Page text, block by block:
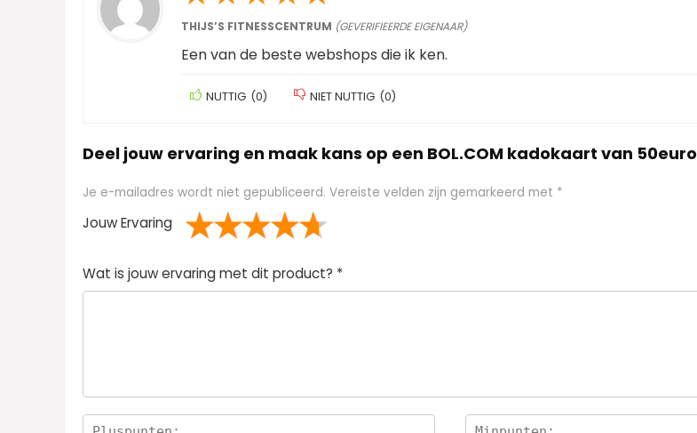
THIJS’S FITNESSCENTRUM (GEVERIFIEERDE EIGENAAR)
Een van de beste webshops die ik ken.
NUTTIG (0) NIET NUTTIG (0)
Deel jouw ervaring en maak kans op een BOL.COM kadokaart van 50euro
Je e-mailadres wordt niet gepubliceerd. Vereiste velden zijn gemarkeerd met *
Jouw Ervaring
van
de 5
sterren
sterren
Wat is jouw ervaring met dit product? *